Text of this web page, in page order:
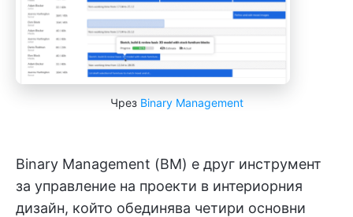
Чрез Binary Management
Binary Management (BM) е друг инструмент
за управление на проекти в интериорния
дизайн, който обединява четири основни